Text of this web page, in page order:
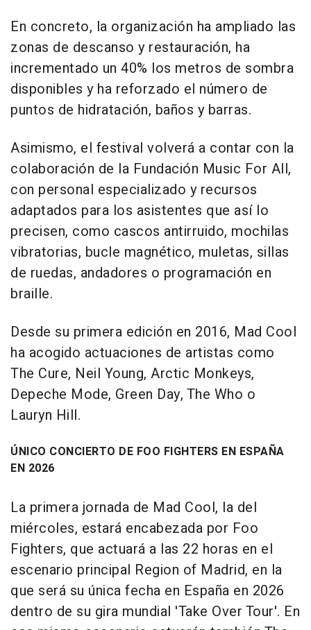
En concreto, la organización ha ampliado las
zonas de descanso y restauración, ha
incrementado un 40% los metros de sombra
disponibles y ha reforzado el número de
puntos de hidratación, baños y barras.
Asimismo, el festival volverá a contar con la
colaboración de la Fundación Music For All,
con personal especializado y recursos
adaptados para los asistentes que así lo
precisen, como cascos antirruido, mochilas
vibratorias, bucle magnético, muletas, sillas
de ruedas, andadores o programación en
braille.
Desde su primera edición en 2016, Mad Cool
ha acogido actuaciones de artistas como
The Cure, Neil Young, Arctic Monkeys,
Depeche Mode, Green Day, The Who o
Lauryn Hill.
ÚNICO CONCIERTO DE FOO FIGHTERS EN ESPAÑA
EN 2026
La primera jornada de Mad Cool, la del
miércoles, estará encabezada por Foo
Fighters, que actuará a las 22 horas en el
escenario principal Region of Madrid, en la
que será su única fecha en España en 2026
dentro de su gira mundial 'Take Over Tour'. En